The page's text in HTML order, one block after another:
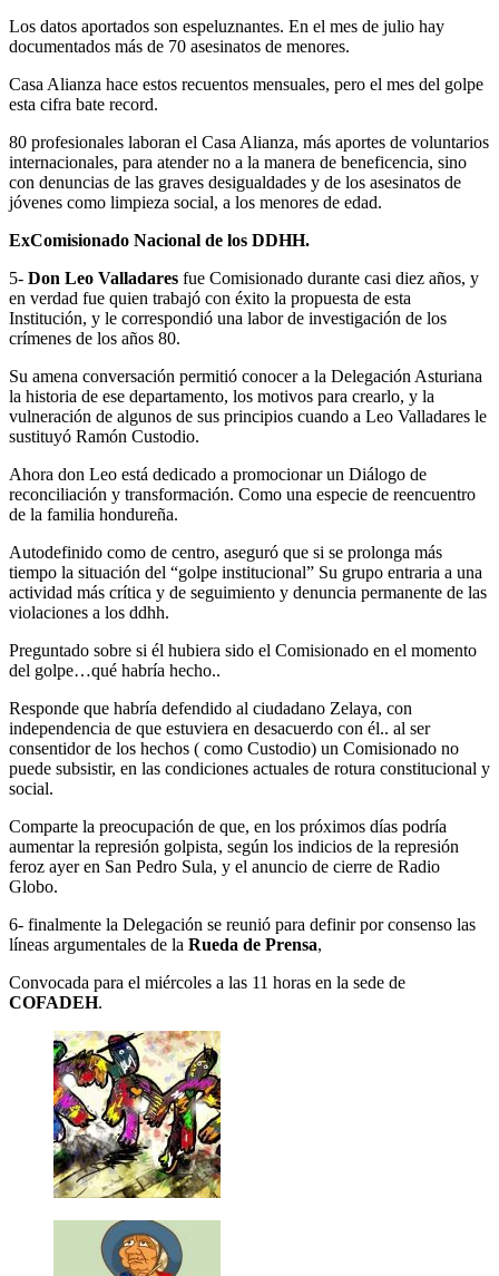
Los datos aportados son espeluznantes. En el mes de julio hay
documentados más de 70 asesinatos de menores.
Casa Alianza hace estos recuentos mensuales, pero el mes del golpe
esta cifra bate record.
80 profesionales laboran el Casa Alianza, más aportes de voluntarios
internacionales, para atender no a la manera de beneficencia, sino
con denuncias de las graves desigualdades y de los asesinatos de
jóvenes como limpieza social, a los menores de edad.
ExComisionado Nacional de los DDHH.
5- Don Leo Valladares fue Comisionado durante casi diez años, y
en verdad fue quien trabajó con éxito la propuesta de esta
Institución, y le correspondió una labor de investigación de los
crímenes de los años 80.
Su amena conversación permitió conocer a la Delegación Asturiana
la historia de ese departamento, los motivos para crearlo, y la
vulneración de algunos de sus principios cuando a Leo Valladares le
sustituyó Ramón Custodio.
Ahora don Leo está dedicado a promocionar un Diálogo de
reconciliación y transformación. Como una especie de reencuentro
de la familia hondureña.
Autodefinido como de centro, aseguró que si se prolonga más
tiempo la situación del “golpe institucional” Su grupo entraria a una
actividad más crítica y de seguimiento y denuncia permanente de las
violaciones a los ddhh.
Preguntado sobre si él hubiera sido el Comisionado en el momento
del golpe…qué habría hecho..
Responde que habría defendido al ciudadano Zelaya, con
independencia de que estuviera en desacuerdo con él.. al ser
consentidor de los hechos ( como Custodio) un Comisionado no
puede subsistir, en las condiciones actuales de rotura constitucional y
social.
Comparte la preocupación de que, en los próximos días podría
aumentar la represión golpista, según los indicios de la represión
feroz ayer en San Pedro Sula, y el anuncio de cierre de Radio
Globo.
6- finalmente la Delegación se reunió para definir por consenso las
líneas argumentales de la Rueda de Prensa,
Convocada para el miércoles a las 11 horas en la sede de
COFADEH.